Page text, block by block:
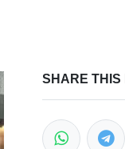
SHARE THIS